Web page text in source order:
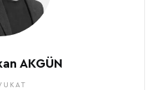
AKGÜN